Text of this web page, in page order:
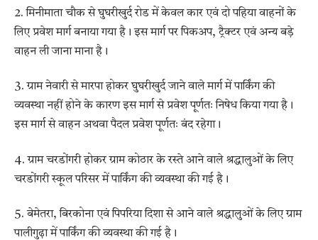
2. मिनीमाता चौक से घुघरीखुर्द रोड में केवल कार एवं दो पहिया वाहनों के
लिए प्रवेश मार्ग बनाया गया है। इस मार्ग पर पिकअप, ट्रैक्टर एवं अन्य बड़े
वाहन ली जाना माना है।
3. ग्राम नेवारी से मारपा होकर घुघरीखुर्द जाने वाले मार्ग में पार्किंग की
व्यवस्था नहीं होने के कारण इस मार्ग से प्रवेश पूर्णतः निषेध किया गया है।
इस मार्ग से वाहन अथवा पैदल प्रवेश पूर्णतः बंद रहेगा।
4. ग्राम चरडोंगरी होकर ग्राम कोठार के रस्ते आने वाले श्रद्धालुओं के लिए
चरडोंगरी स्कूल परिसर में पार्किंग की व्यवस्था की गई है।
5. बेमेतरा, बिरकोना एवं पिपरिया दिशा से आने वाले श्रद्धालुओं के लिए ग्राम
पालीगुढ़ा में पार्किंग की व्यवस्था की गई है।